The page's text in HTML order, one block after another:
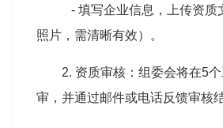
- 填写企业信息，上传资质
照片，需清晰有效）。
2. 资质审核：组委会将在5
审，并通过邮件或电话反馈审核结